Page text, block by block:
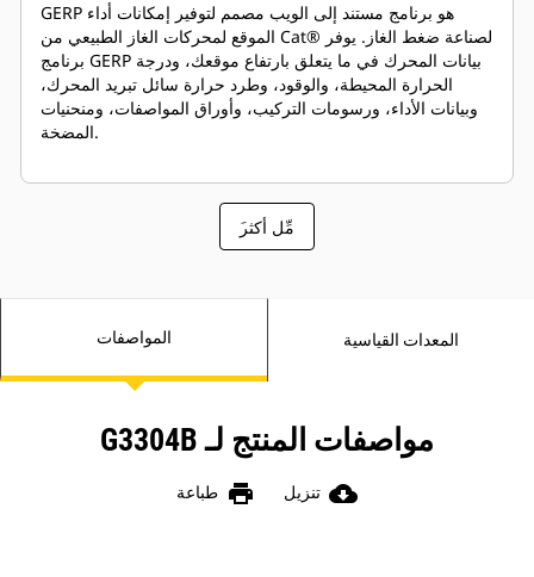
GERP هو برنامج مستند إلى الويب مصمم لتوفير إمكانات أداء
الموقع لمحركات الغاز الطبيعي من Cat®‎ لصناعة ضغط الغاز. يوفر
برنامج GERP بيانات المحرك في ما يتعلق بارتفاع موقعك، ودرجة
الحرارة المحيطة، والوقود، وطرد حرارة سائل تبريد المحرك،
وبيانات الأداء، ورسومات التركيب، وأوراق المواصفات، ومنحنيات
المضخة.
َمِّل أكثر
المواصفات المعدات القياسية
مواصفات المنتج لـ G3304B
cloud_download تنزيل print طباعة